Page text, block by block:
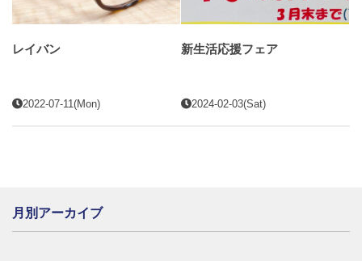
レイバン
2022-07-11(Mon)
新生活応援フェア
2024-02-03(Sat)
月別アーカイブ